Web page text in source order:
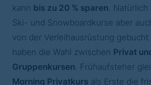
kann bis zu 20 % sparen .
Ski- und Snowboardkurse aber
von der Verleihausrüstung
haben die Wahl zwischen Privat
Gruppenkursen . Frühaufsteher
Morning Privatkurs als Erste die